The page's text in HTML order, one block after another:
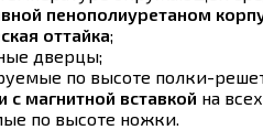
пенополиуретаном
оттайка;
дверцы;
по высоте полки-
с магнитной вставкой на
по высоте ножки.